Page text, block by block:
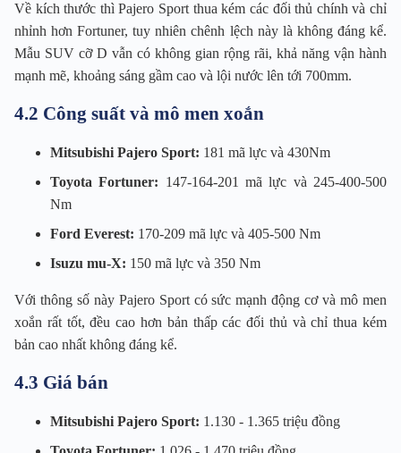
Về kích thước thì Pajero Sport thua kém các đối thủ chính và chỉ
nhỉnh hơn Fortuner, tuy nhiên chênh lệch này là không đáng kể.
Mẫu SUV cỡ D vẫn có không gian rộng rãi, khả năng vận hành
mạnh mẽ, khoảng sáng gầm cao và lội nước lên tới 700mm.
4.2 Công suất và mô men xoắn
Mitsubishi Pajero Sport: 181 mã lực và 430Nm
Toyota Fortuner: 147-164-201 mã lực và 245-400-500
Nm
Ford Everest: 170-209 mã lực và 405-500 Nm
Isuzu mu-X: 150 mã lực và 350 Nm
Với thông số này Pajero Sport có sức mạnh động cơ và mô men
xoắn rất tốt, đều cao hơn bản thấp các đối thủ và chỉ thua kém
bản cao nhất không đáng kể.
4.3 Giá bán
Mitsubishi Pajero Sport: 1.130 - 1.365 triệu đồng